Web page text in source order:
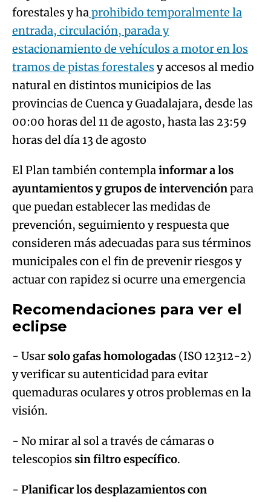
forestales y haprohibido temporalmente la
entrada, circulación, parada y
estacionamiento de vehículos a motor en los
tramos de pistas forestalesy accesos al medio
natural en distintos municipios de las
provincias de Cuenca y Guadalajara, desde las
00:00 horas del 11 de agosto, hasta las 23:59
horas del día 13 de agosto
El Plan también contemplainformar a los
ayuntamientos y grupos de intervenciónpara
que puedan establecer las medidas de
prevención, seguimiento y respuesta que
consideren más adecuadas para sus términos
municipales con el fin de prevenir riesgos y
actuar con rapidez si ocurre una emergencia
Recomendaciones para ver el
eclipse
- Usarsolo gafas homologadas (ISO 12312-2)
y verificar su autenticidad para evitar
quemaduras oculares y otros problemas en la
visión.
- No mirar al sol a través de cámaras o
telescopiossin filtro específico.
- Planificar los desplazamientos con